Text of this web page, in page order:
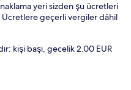
yeri sizden şu ücretleri
geçerli vergiler dâhil
kişi başı, gecelik 2.00 EUR